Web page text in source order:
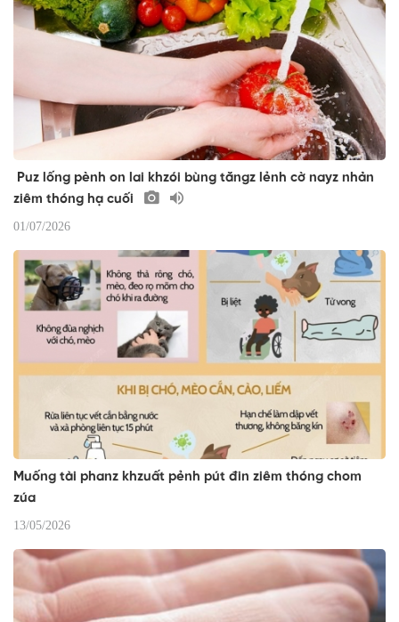
Puz lống pènh on lai khzói bùng tăngz lẻnh cờ nayz nhản
ziêm thóng hạ cuối
01/07/2026
Muống tài phanz khzuất pẻnh pút đin ziêm thóng chom
zúa
13/05/2026